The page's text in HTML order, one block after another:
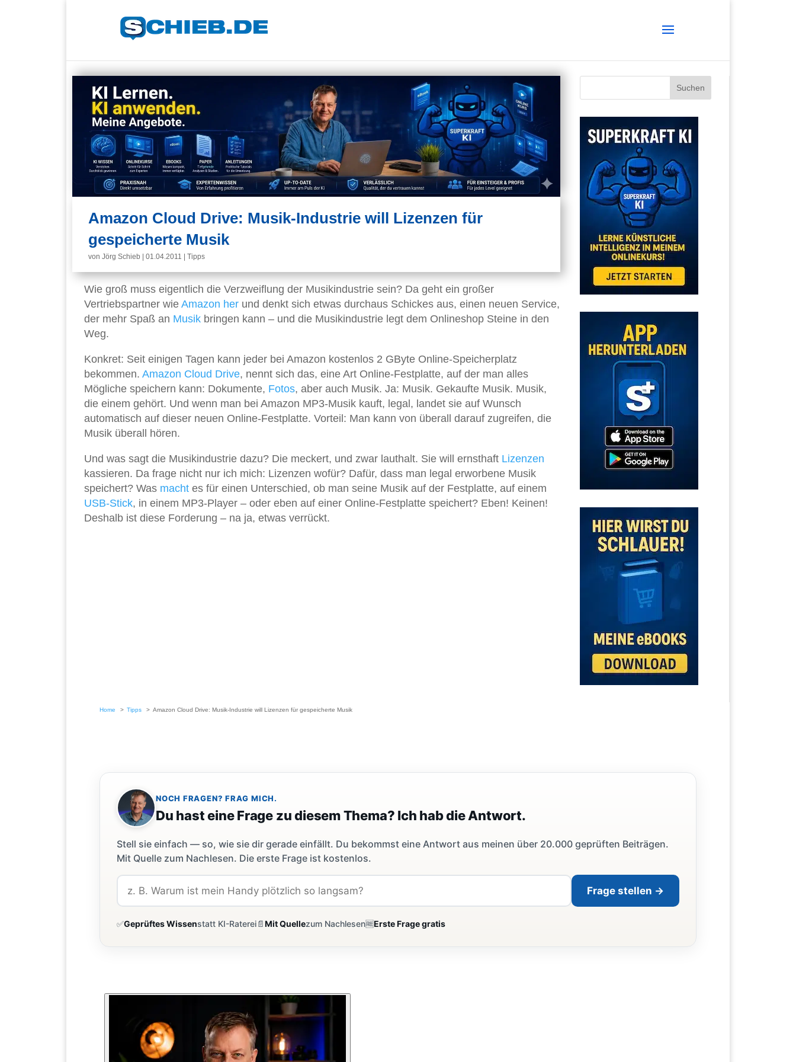
Amazon Cloud Drive: Musik-Industrie will Lizenzen für
gespeicherte Musik
von Jörg Schieb 01.04.2011 Tipps
Wie groß muss eigentlich die Verzweiflung der Musikindustrie sein? Da geht ein großer
Vertriebspartner wie Amazon her und denkt sich etwas durchaus Schickes aus, einen neuen Service,
der mehr Spaß an Musik bringen kann – und die Musikindustrie legt dem Onlineshop Steine in den
Weg.
Konkret: Seit einigen Tagen kann jeder bei Amazon kostenlos 2 GByte Online-Speicherplatz
bekommen. Amazon Cloud Drive, nennt sich das, eine Art Online-Festplatte, auf der man alles
Mögliche speichern kann: Dokumente, Fotos, aber auch Musik. Ja: Musik. Gekaufte Musik. Musik,
die einem gehört. Und wenn man bei Amazon MP3-Musik kauft, legal, landet sie auf Wunsch
automatisch auf dieser neuen Online-Festplatte. Vorteil: Man kann von überall darauf zugreifen, die
Musik überall hören.
Und was sagt die Musikindustrie dazu? Die meckert, und zwar lauthalt. Sie will ernsthaft Lizenzen
kassieren. Da frage nicht nur ich mich: Lizenzen wofür? Dafür, dass man legal erworbene Musik
speichert? Was macht es für einen Unterschied, ob man seine Musik auf der Festplatte, auf einem
USB-Stick, in einem MP3-Player – oder eben auf einer Online-Festplatte speichert? Eben! Keinen!
Deshalb ist diese Forderung – na ja, etwas verrückt.
Home Tipps Amazon Cloud Drive: Musik-Industrie will Lizenzen für gespeicherte Musik
NOCH FRAGEN? FRAG MICH.
Du hast eine Frage zu diesem Thema? Ich hab die Antwort.
Stell sie einfach — so, wie sie dir gerade einfällt. Du bekommst eine Antwort aus meinen über 20.000 geprüften Beiträgen.
Mit Quelle zum Nachlesen. Die erste Frage ist kostenlos.
Frage stellen →
✅Geprüftes Wissenstatt KI-Raterei📄Mit Quellezum Nachlesen🆓Erste Frage gratis